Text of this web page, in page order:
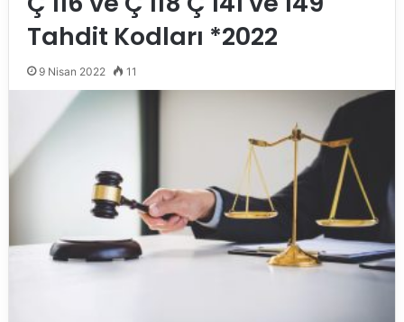
Tahdit Kodları *2022
9 Nisan 2022 11